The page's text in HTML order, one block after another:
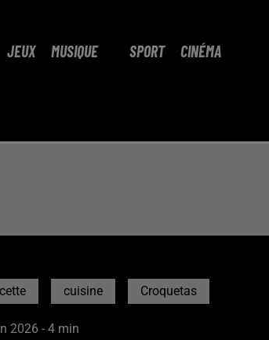
JEUX MUSIQUE SPORT CINÉMA
cuisine Croquetas
2026 - 4 min